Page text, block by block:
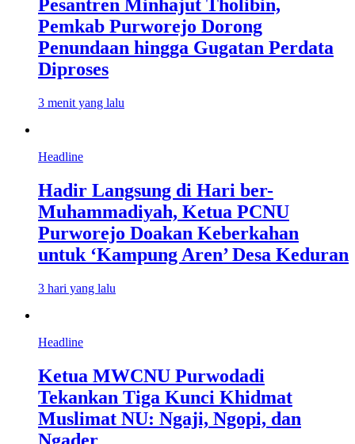
Pesantren Minhajut Tholibin,
Pemkab Purworejo Dorong
Penundaan hingga Gugatan Perdata
Diproses
3 menit yang lalu
Headline
Hadir Langsung di Hari ber-
Muhammadiyah, Ketua PCNU
Purworejo Doakan Keberkahan
untuk ‘Kampung Aren’ Desa Keduran
3 hari yang lalu
Headline
Ketua MWCNU Purwodadi
Tekankan Tiga Kunci Khidmat
Muslimat NU: Ngaji, Ngopi, dan
Ngader